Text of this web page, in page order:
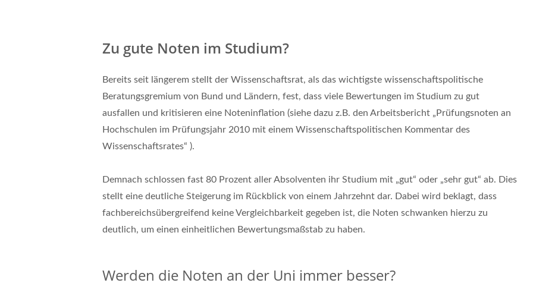
Zu gute Noten im Studium?
Bereits seit längerem stellt der Wissenschaftsrat, als das wichtigste wissenschaftspolitische
Beratungsgremium von Bund und Ländern, fest, dass viele Bewertungen im Studium zu gut
ausfallen und kritisieren eine Noteninflation (siehe dazu z.B. den Arbeitsbericht „Prüfungsnoten an
Hochschulen im Prüfungsjahr 2010 mit einem Wissenschaftspolitischen Kommentar des
Wissenschaftsrates“ ).
Demnach schlossen fast 80 Prozent aller Absolventen ihr Studium mit „gut“ oder „sehr gut“ ab. Dies
stellt eine deutliche Steigerung im Rückblick von einem Jahrzehnt dar. Dabei wird beklagt, dass
fachbereichsübergreifend keine Vergleichbarkeit gegeben ist, die Noten schwanken hierzu zu
deutlich, um einen einheitlichen Bewertungsmaßstab zu haben.
Werden die Noten an der Uni immer besser?